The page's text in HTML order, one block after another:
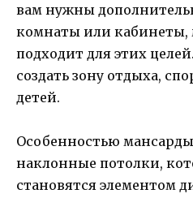
вам нужны
комнаты или кабинеты,
подходит для этих
создать зону отдыха,
детей.
Особенностью
наклонные потолки,
становятся элементом